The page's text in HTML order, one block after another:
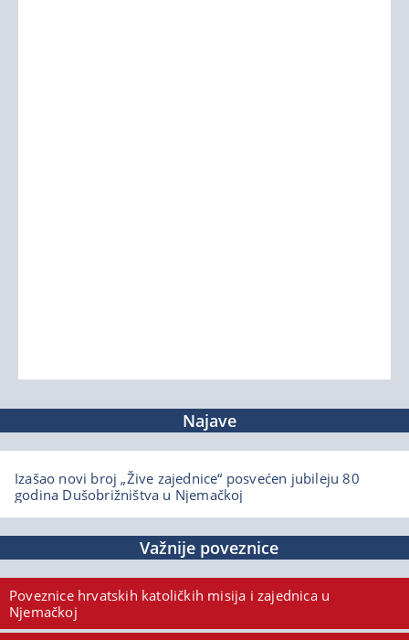
Najave
Izašao novi broj „Žive zajednice“ posvećen jubileju 80
godina Dušobrižništva u Njemačkoj
Važnije poveznice
Poveznice hrvatskih katoličkih misija i zajednica u
Njemačkoj